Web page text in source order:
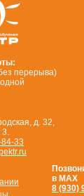
перерыва)
в MAX
8 (930)
д. 32,
3.
33